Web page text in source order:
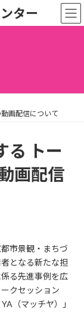
ター
画配信について
る トー
画配信
市景観・まちづ
となる新たな担
る先進事例を広
クセッション
（マッチヤ）」